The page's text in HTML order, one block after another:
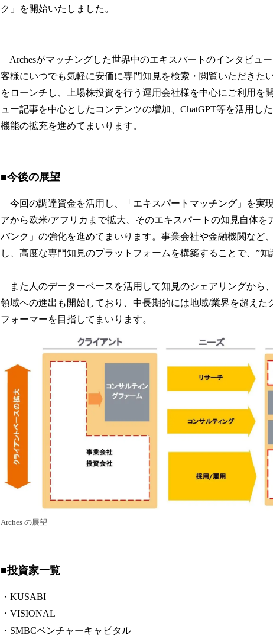
ク」を開始いたしました。
Archesがマッチングした世界中のエキスパートのインタビュ
客様にいつでも気軽に安価に専門知見を検索・閲覧いただきた
をローンチし、上場株投資を行う運用会社様を中心にご利用を
ュー記事を中心としたコンテンツの増加、ChatGPT等を活用し
機能の拡充を進めてまいります。
■今後の展望
今回の調達資金を活用し、「エキスパートマッチング」を実
アから欧米/アフリカまで拡大、そのエキスパートの知見自体
バンク」の強化を進めてまいります。事業会社や金融機関など
し、高度な専門知見のプラットフォームを構築することで、”知
また人のデーターベースを活用して知見のシェアリングから
領域への進出も開始しており、中長期的には地域/業界を超えた
フォーマーを目指してまいります。
Arches の展望
■投資家一覧
・KUSABI
・VISIONAL
・SMBCベンチャーキャピタル